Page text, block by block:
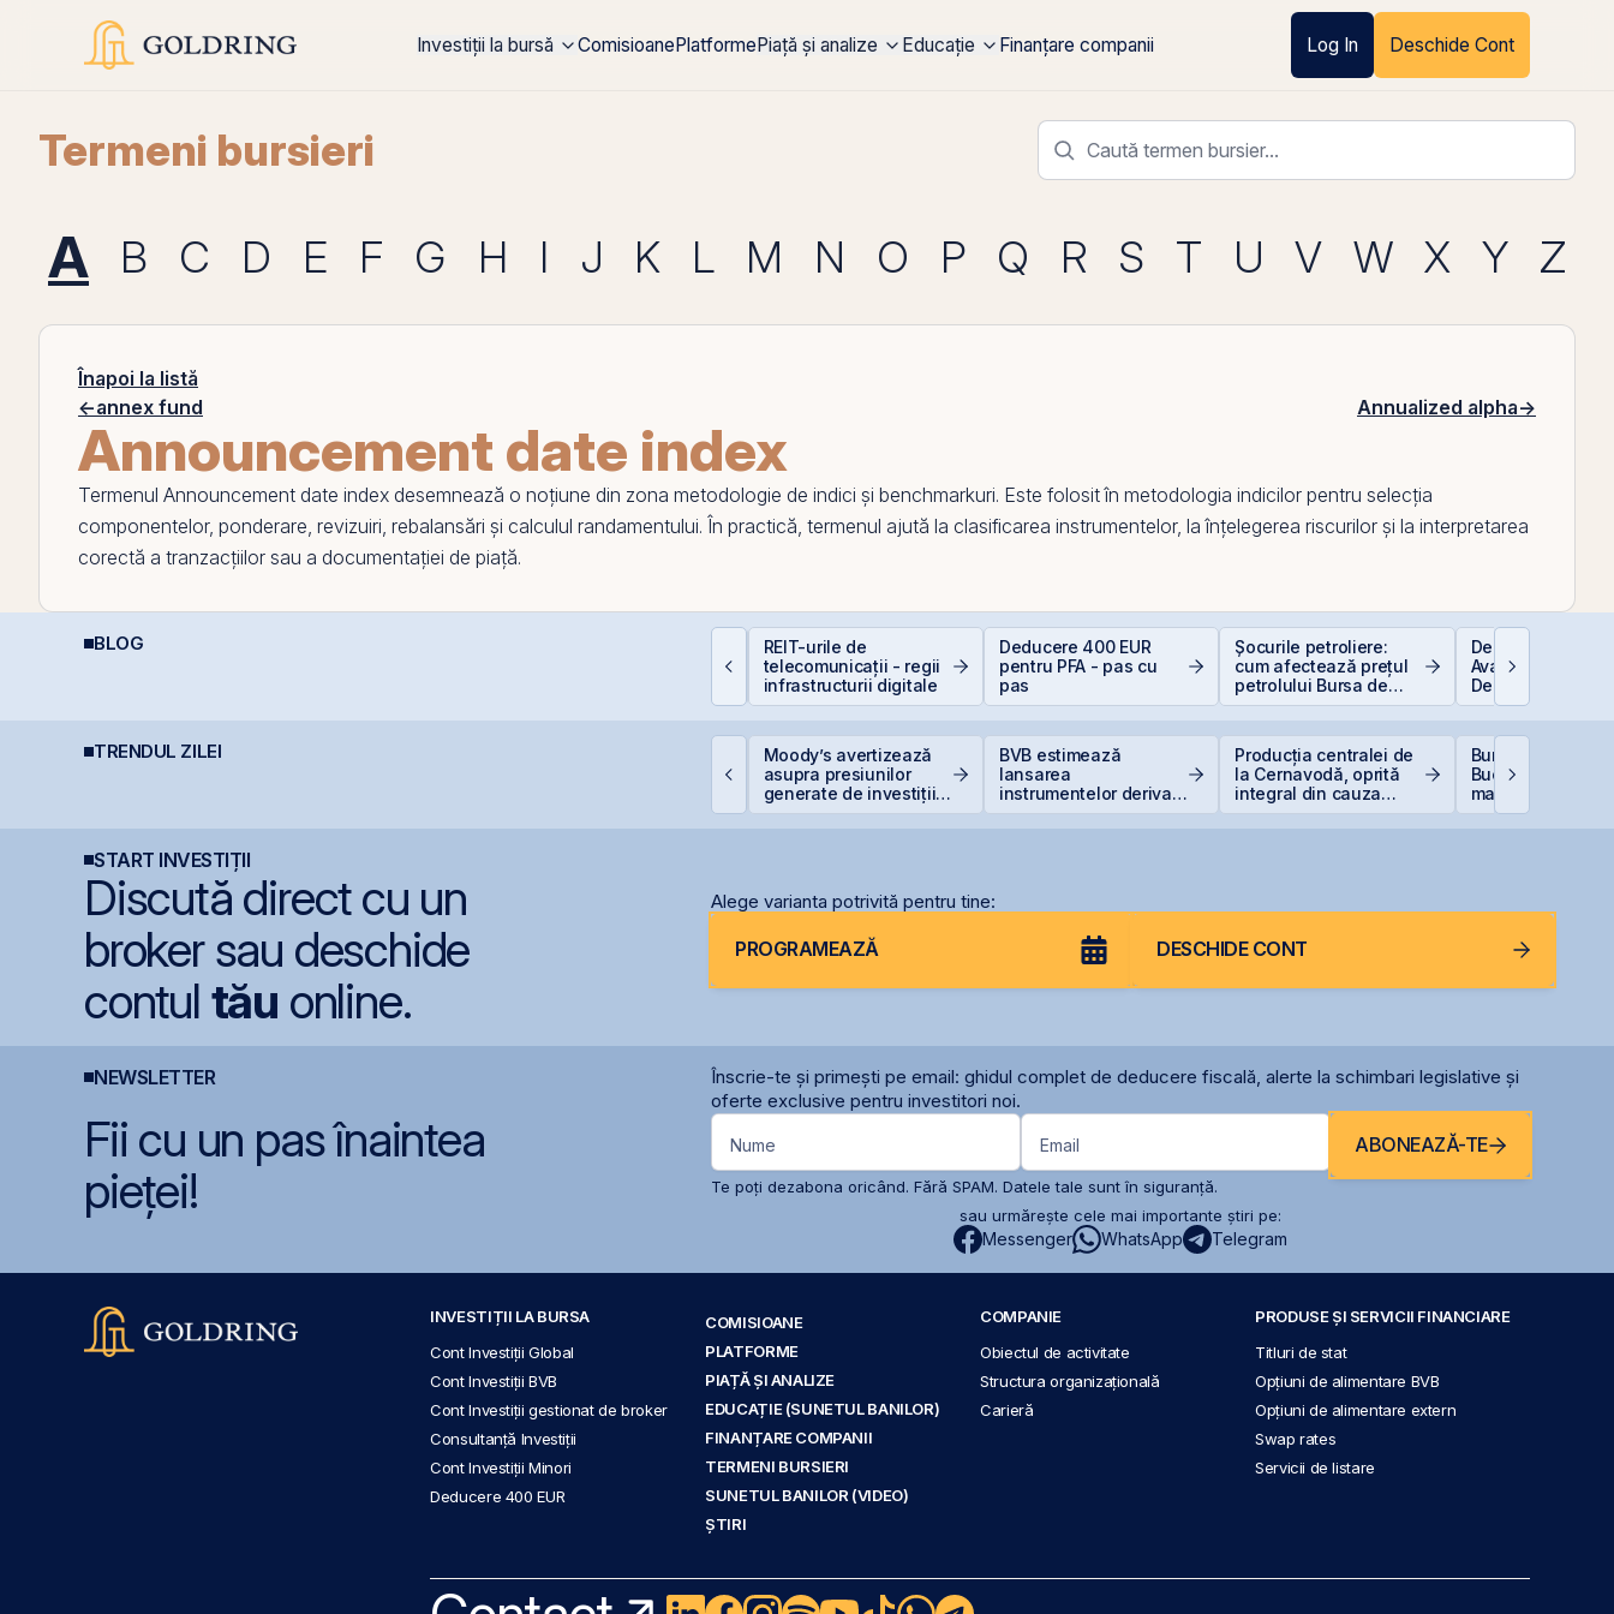
Investiții la bursă ComisioanePlatformePiață și analize Educație Finanțare companii Log In Deschide Cont
Termeni bursieri
A B C D E F G H I J K L M N O P Q R S T U V W X Y Z
Înapoi la listă
←annex fund Annualized alpha→
Announcement date index
Termenul Announcement date index desemnează o noțiune din zona metodologie de indici și benchmarkuri. Este folosit în metodologia indicilor pentru selecția
componentelor, ponderare, revizuiri, rebalansări și calculul randamentului. În practică, termenul ajută la clasificarea instrumentelor, la înțelegerea riscurilor și la interpretarea
corectă a tranzacțiilor sau a documentației de piață.
BLOG
Calculator deducere
REIT-urile de
telecomunicații - regii
infrastructurii digitale
Deducere 400 EUR
pentru PFA - pas cu
pas
Șocurile petroliere:
cum afectează prețul
petrolului Bursa de
Valori București
Depozitele
Avantaje și
Dezavantaje
TRENDUL ZILEI
România evită
Moody’s avertizează
asupra presiunilor
generate de investițiile
BVB estimează
lansarea
instrumentelor derivate
Producția centralei de
la Cernavodă, oprită
integral din cauza
Bursa de Valori
București devine
mai performantă
din lume
START INVESTIȚII
Discută direct cu un
broker sau deschide
contul tău online.
Alege varianta potrivită pentru tine:
PROGRAMEAZĂ DESCHIDE CONT
NEWSLETTER
Înscrie-te și primești pe email: ghidul complet de deducere fiscală, alerte la schimbari legislative și
oferte exclusive pentru investitori noi.
Fii cu un pas înaintea
pieței!
Nume Email ABONEAZĂ-TE
Te poți dezabona oricând. Fără SPAM. Datele tale sunt în siguranță.
sau urmărește cele mai importante știri pe:
Messenger WhatsApp Telegram
INVESTIȚII LA BURSA
Cont Investiții Global
Cont Investiții BVB
Cont Investiții gestionat de broker
Consultanță Investiții
Cont Investiții Minori
Deducere 400 EUR
COMISIOANE
PLATFORME
PIAȚĂ ȘI ANALIZE
EDUCAȚIE (SUNETUL BANILOR)
FINANȚARE COMPANII
TERMENI BURSIERI
SUNETUL BANILOR (VIDEO)
ȘTIRI
COMPANIE
Obiectul de activitate
Structura organizațională
Carieră
PRODUSE ȘI SERVICII FINANCIARE
Titluri de stat
Opțiuni de alimentare BVB
Opțiuni de alimentare extern
Swap rates
Servicii de listare